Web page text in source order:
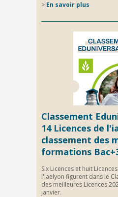
> En savoir plus
Classement
14 Licences de
classement des
formations
Six Licences et huit
l'iaelyon figurent dans le
des meilleures Licences
janvier.